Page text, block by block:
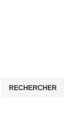
RECHERCHER